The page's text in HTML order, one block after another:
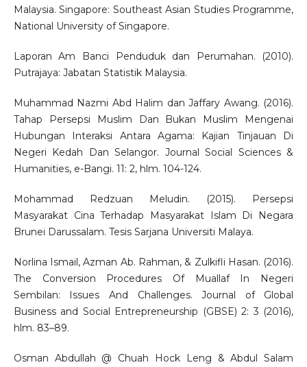
Malaysia. Singapore: Southeast Asian Studies Programme,
National University of Singapore.
Laporan Am Banci Penduduk dan Perumahan. (2010).
Putrajaya: Jabatan Statistik Malaysia.
Muhammad Nazmi Abd Halim dan Jaffary Awang. (2016).
Tahap Persepsi Muslim Dan Bukan Muslim Mengenai
Hubungan Interaksi Antara Agama: Kajian Tinjauan Di
Negeri Kedah Dan Selangor. Journal Social Sciences &
Humanities, e-Bangi. 11: 2, hlm. 104-124.
Mohammad Redzuan Meludin. (2015). Persepsi
Masyarakat Cina Terhadap Masyarakat Islam Di Negara
Brunei Darussalam. Tesis Sarjana Universiti Malaya.
Norlina Ismail, Azman Ab. Rahman, & Zulkifli Hasan. (2016).
The Conversion Procedures Of Muallaf In Negeri
Sembilan: Issues And Challenges. Journal of Global
Business and Social Entrepreneurship (GBSE) 2: 3 (2016),
hlm. 83–89.
Osman Abdullah @ Chuah Hock Leng & Abdul Salam